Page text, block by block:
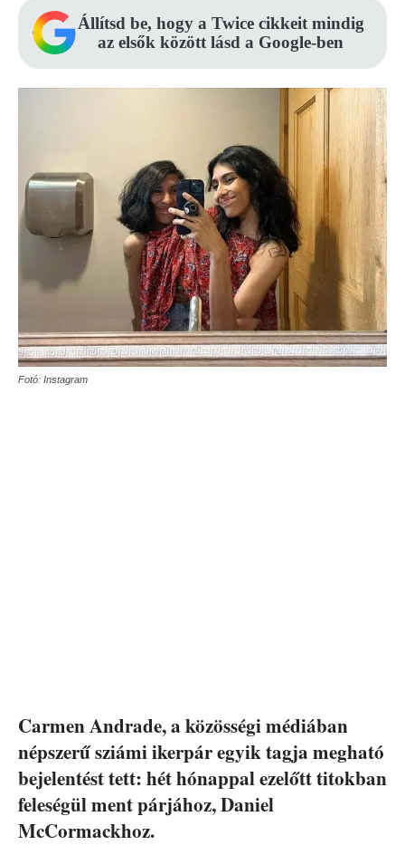
Állítsd be, hogy a Twice cikkeit mindig
az elsők között lásd a Google-ben
Fotó: Instagram
Carmen Andrade, a közösségi médiában
népszerű sziámi ikerpár egyik tagja megható
bejelentést tett: hét hónappal ezelőtt titokban
feleségül ment párjához, Daniel
McCormackhoz.